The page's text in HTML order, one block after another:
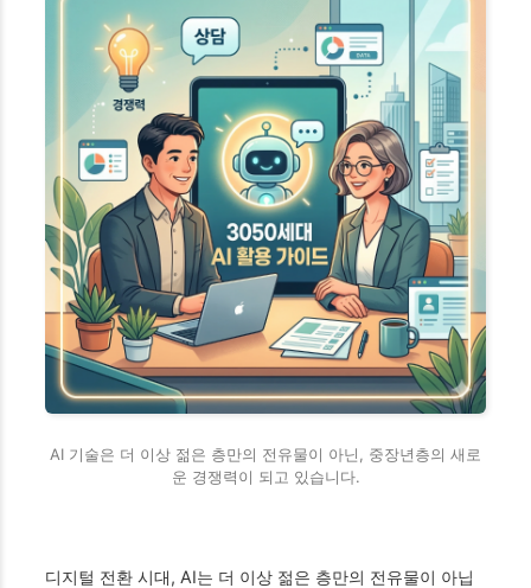
AI 기술은 더 이상 젊은 층만의 전유물이 아닌, 중장년층의 새로
운 경쟁력이 되고 있습니다.
디지털 전환 시대, AI는 더 이상 젊은 층만의 전유물이 아닙